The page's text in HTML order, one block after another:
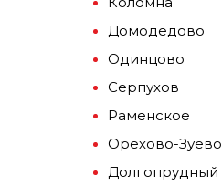
Домодедово
Одинцово
Серпухов
Раменское
Орехово-Зуево
Долгопрудный